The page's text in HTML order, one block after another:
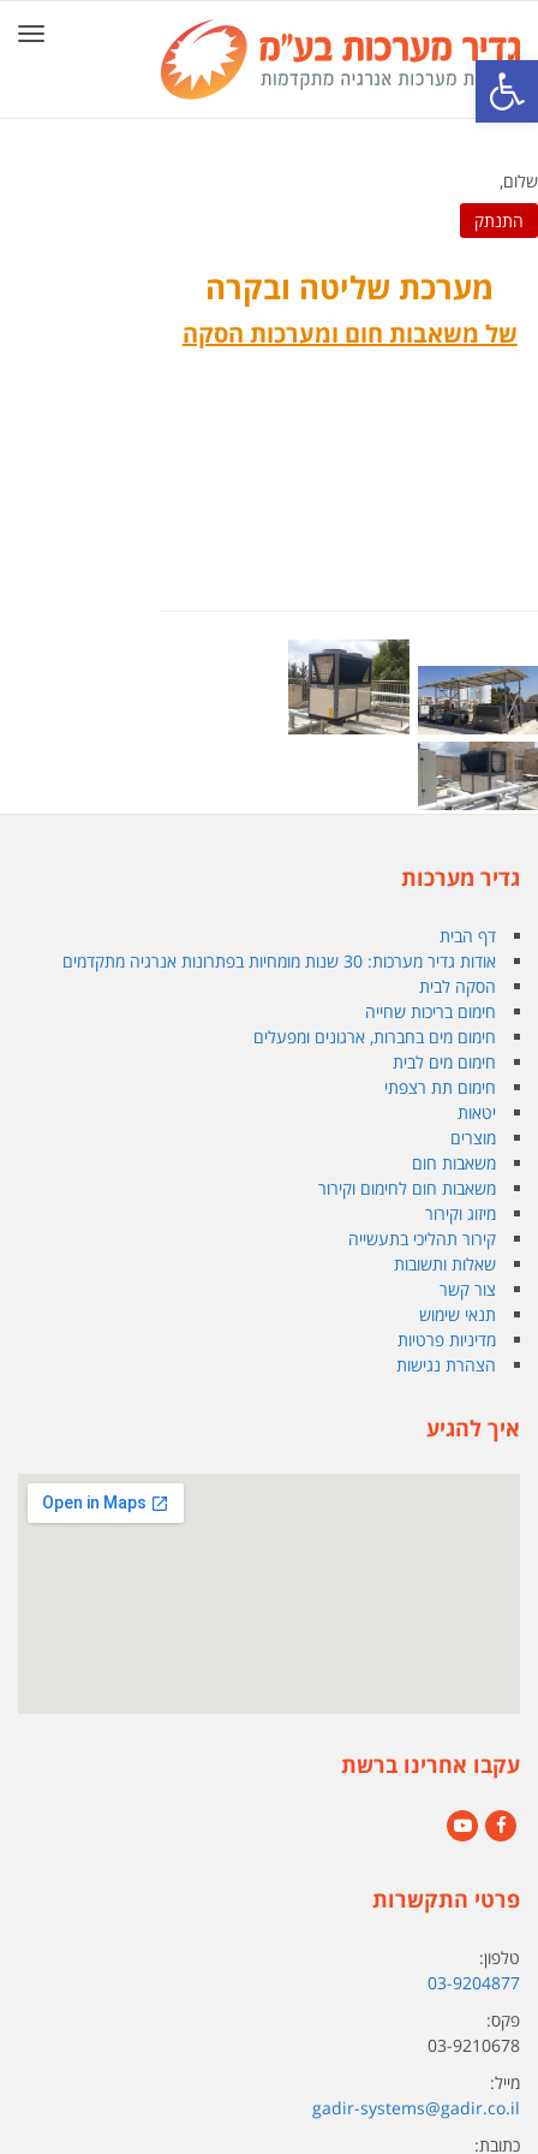
פתח סרגל נגישות
שלום,
התנתק
מערכת שליטה ובקרה
של משאבות חום ומערכות הסקה
גדיר מערכות
דף הבית
אודות גדיר מערכות: 30 שנות מומחיות בפתרונות אנרגיה מתקדמים
הסקה לבית
חימום בריכות שחייה
חימום מים בחברות, ארגונים ומפעלים
חימום מים לבית
חימום תת רצפתי
יטאות
מוצרים
משאבות חום
משאבות חום לחימום וקירור
מיזוג וקירור
קירור תהליכי בתעשייה
שאלות ותשובות
צור קשר
תנאי שימוש
מדיניות פרטיות
הצהרת נגישות
איך להגיע
עקבו אחרינו ברשת
פרטי התקשרות
טלפון:
03-9204877
פקס:
03-9210678
מייל:
gadir-systems@gadir.co.il
כתובת: